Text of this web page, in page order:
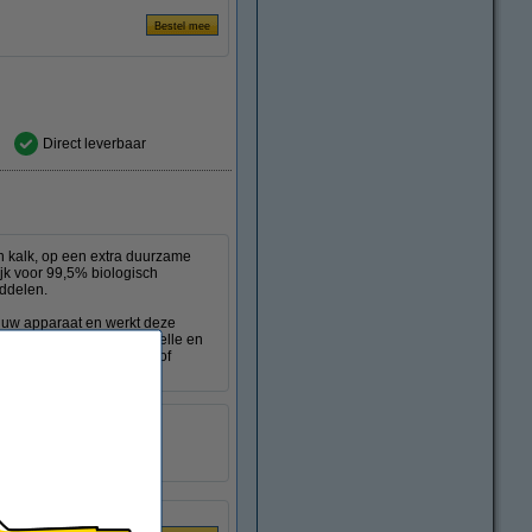
Direct leverbaar
op een extra duurzame
voor 99,5% biologisch
apparaat en werkt deze
ontkalker. Op een snelle en
koffiezetapparaat of